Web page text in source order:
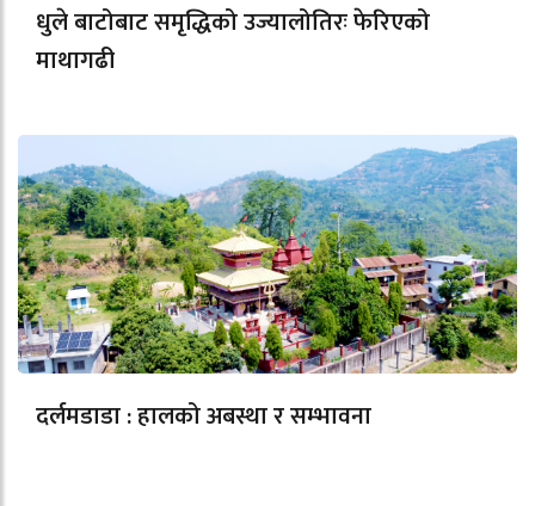
धुले बाटोबाट समृद्धिको उज्यालोतिरः फेरिएको
माथागढी
दर्लमडाडा : हालको अबस्था र सम्भावना